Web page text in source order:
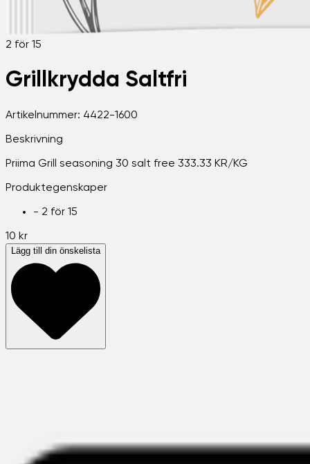
2 för 15
Grillkrydda Saltfri
Artikelnummer: 4422-1600
Beskrivning
Priima Grill seasoning 30 salt free 333.33 KR/KG
Produktegenskaper
- 2 för 15
10 kr
Lägg till din önskelista